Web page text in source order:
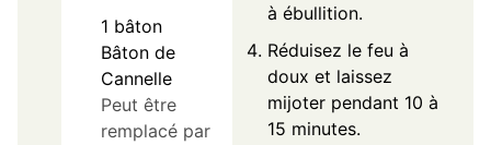
1 bâton
Bâton de
Cannelle
Peut être
remplacé par
à ébullition.
Réduisez le feu à
doux et laissez
mijoter pendant 10 à
15 minutes.